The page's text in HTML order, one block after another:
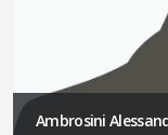
Ambrosini